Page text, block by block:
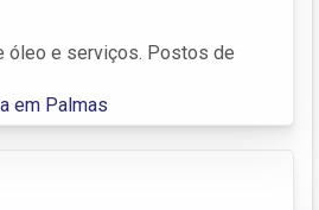
óleo e serviços. Postos de
em Palmas